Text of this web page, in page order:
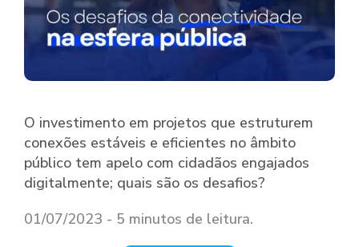
O investimento em projetos que estruturem
conexões estáveis e eficientes no âmbito
público tem apelo com cidadãos engajados
digitalmente; quais são os desafios?
01/07/2023 - 5 minutos de leitura.